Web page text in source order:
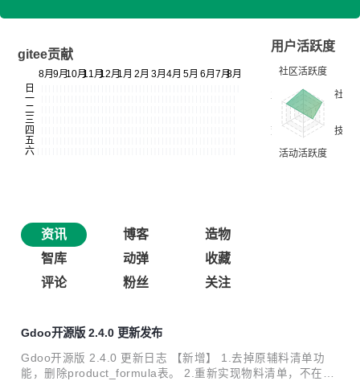
gitee贡献
用户活跃度
资讯 博客
造物
智库
动弹
收藏
评论
粉丝 关注
Gdoo开源版 2.4.0 更新发布
Gdoo开源版 2.4.0 更新日志 【新增】 1.去掉原辅料清单功
能，删除product_formula表。 2.重新实现物料清单，不在单